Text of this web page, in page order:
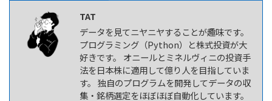
TAT
データを見てニヤニヤすることが趣味です。
プログラミング（Python）と株式投資が大
好きです。 オニールとミネルヴィニの投資手
法を日本株に適用して億り人を目指していま
す。 独自のプログラムを開発してデータの収
集・銘柄選定をほぼほぼ自動化しています。